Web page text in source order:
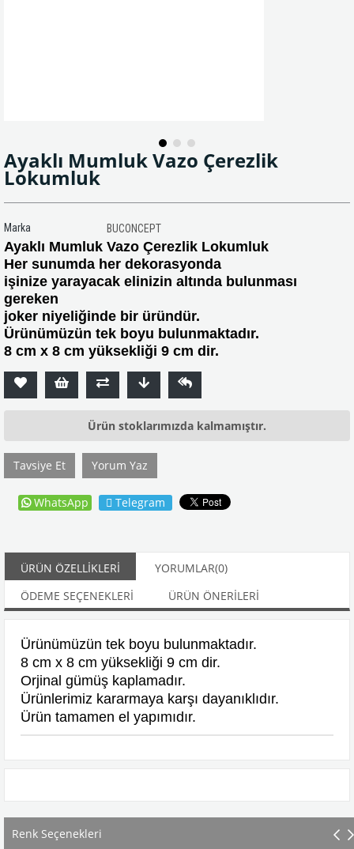
Ayaklı Mumluk Vazo Çerezlik
Lokumluk
Marka BUCONCEPT
Ayaklı Mumluk Vazo Çerezlik Lokumluk
Her sunumda her dekorasyonda
işinize yarayacak elinizin altında bulunması
gereken
joker niyeliğinde bir üründür.
Ürünümüzün tek boyu bulunmaktadır.
8 cm x 8 cm yüksekliği 9 cm dir.
Ürün stoklarımızda kalmamıştır.
Tavsiye Et Yorum Yaz
WhatsApp Telegram
ÜRÜN ÖZELLIKLERI YORUMLAR(0)
ÖDEME SEÇENEKLERI
ÜRÜN ÖNERILERI
Ürünümüzün tek boyu bulunmaktadır.
8 cm x 8 cm yüksekliği 9 cm dir.
Orjinal gümüş kaplamadır.
Ürünlerimiz kararmaya karşı dayanıklıdır.
Ürün tamamen el yapımıdır.
Renk Seçenekleri